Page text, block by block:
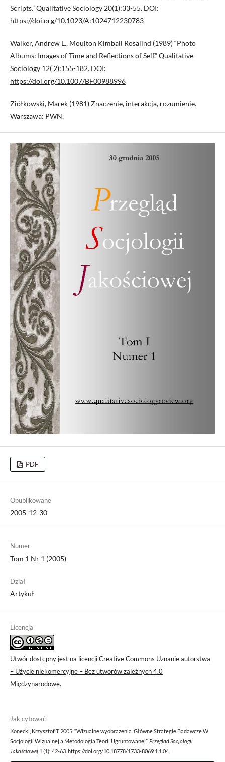
Scripts.” Qualitative Sociology 20(1):33-55. DOI:
https://doi.org/10.1023/A:1024712230783
Walker, Andrew L., Moulton Kimball Rosalind (1989) “Photo
Albums: Images of Time and Reflections of Self.” Qualitative
Sociology 12( 2):155-182. DOI:
https://doi.org/10.1007/BF00988996
Ziółkowski, Marek (1981) Znaczenie, interakcja, rozumienie.
Warszawa: PWN.
PDF
Opublikowane
2005-12-30
Numer
Tom 1 Nr 1 (2005)
Dział
Artykuł
Licencja
Utwór dostępny jest na licencjiCreative Commons Uznanie autorstwa
– Użycie niekomercyjne – Bez utworów zależnych 4.0
Międzynarodowe.
Jak cytować
Konecki, Krzysztof T. 2005. “Wizualne wyobrażenia. Główne Strategie Badawcze W
Socjologii Wizualnej a Metodologia Teorii Ugruntowanej”. Przegląd Socjologii
Jakościowej 1 (1): 42-63. https://doi.org/10.18778/1733-8069.1.1.04.